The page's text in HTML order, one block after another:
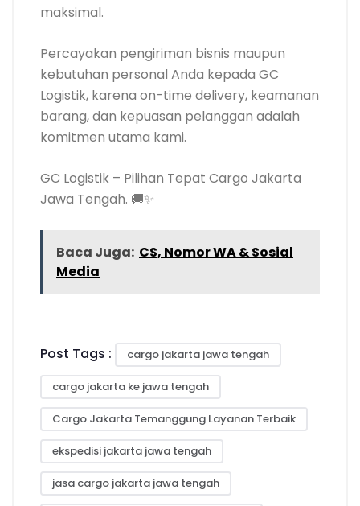
maksimal.
Percayakan pengiriman bisnis maupun
kebutuhan personal Anda kepada GC
Logistik, karena on-time delivery, keamanan
barang, dan kepuasan pelanggan adalah
komitmen utama kami.
GC Logistik – Pilihan Tepat Cargo Jakarta
Jawa Tengah. 🚚✨
Baca Juga: CS, Nomor WA & Sosial
Media
Post Tags : cargo jakarta jawa tengah
cargo jakarta ke jawa tengah
Cargo Jakarta Temanggung Layanan Terbaik
ekspedisi jakarta jawa tengah
jasa cargo jakarta jawa tengah